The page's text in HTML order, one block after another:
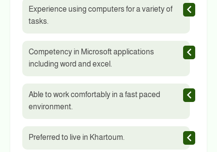
Experience using computers for a variety of
tasks.
Competency in Microsoft applications
including word and excel.
Able to work comfortably in a fast paced
environment.
Preferred to live in Khartoum.